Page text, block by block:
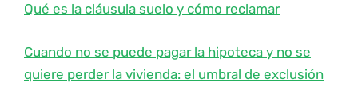
Qué es la cláusula suelo y cómo reclamar
Cuando no se puede pagar la hipoteca y no se
quiere perder la vivienda: el umbral de exclusión